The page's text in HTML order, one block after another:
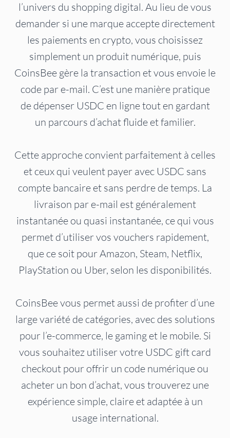
l’univers du shopping digital. Au lieu de vous
demander si une marque accepte directement
les paiements en crypto, vous choisissez
simplement un produit numérique, puis
CoinsBee gère la transaction et vous envoie le
code par e-mail. C’est une manière pratique
de dépenser USDC en ligne tout en gardant
un parcours d’achat fluide et familier.
Cette approche convient parfaitement à celles
et ceux qui veulent payer avec USDC sans
compte bancaire et sans perdre de temps. La
livraison par e-mail est généralement
instantanée ou quasi instantanée, ce qui vous
permet d’utiliser vos vouchers rapidement,
que ce soit pour Amazon, Steam, Netflix,
PlayStation ou Uber, selon les disponibilités.
CoinsBee vous permet aussi de profiter d’une
large variété de catégories, avec des solutions
pour l’e-commerce, le gaming et le mobile. Si
vous souhaitez utiliser votre USDC gift card
checkout pour offrir un code numérique ou
acheter un bon d’achat, vous trouverez une
expérience simple, claire et adaptée à un
usage international.